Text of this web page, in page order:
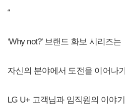
“
‘Why not?’ 브랜드 화보 시리즈는
자신의 분야에서 도전을 이어나
LG U+ 고객님과 임직원의 이야